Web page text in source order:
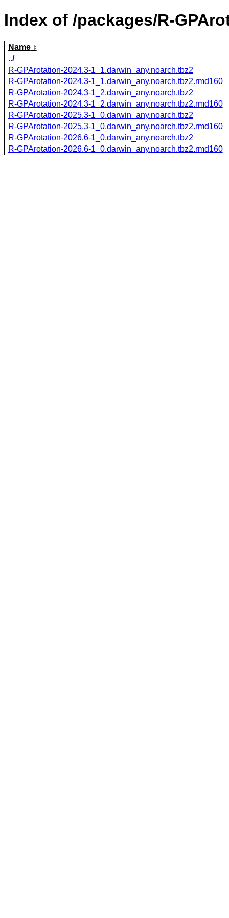
Index of /packages/R-
Name
../
R-GPArotation-2024.3-1_1.darwin_any.noarch.tbz2
R-GPArotation-2024.3-1_1.darwin_any.noarch.tbz2.rmd160
R-GPArotation-2024.3-1_2.darwin_any.noarch.tbz2
R-GPArotation-2024.3-1_2.darwin_any.noarch.tbz2.rmd160
R-GPArotation-2025.3-1_0.darwin_any.noarch.tbz2
R-GPArotation-2025.3-1_0.darwin_any.noarch.tbz2.rmd160
R-GPArotation-2026.6-1_0.darwin_any.noarch.tbz2
R-GPArotation-2026.6-1_0.darwin_any.noarch.tbz2.rmd160